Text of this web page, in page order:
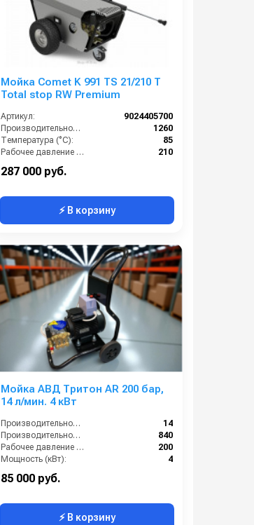
Мойка Comet K 991 TS 21/210 T
Total stop RW Premium
Артикул:
9024405700
Производительность (л/ч):
1260
Температура (°C):
85
Рабочее давление (бар):
210
Мощность (кВт):
287 000 руб.
⚡ В корзину
Мойка АВД Тритон AR 200 бар,
14 л/мин. 4 кВт
Производительность (л/мин):
14
Производительность (л/ч):
840
Рабочее давление (бар):
200
Мощность (кВт):
4
85 000 руб.
⚡ В корзину